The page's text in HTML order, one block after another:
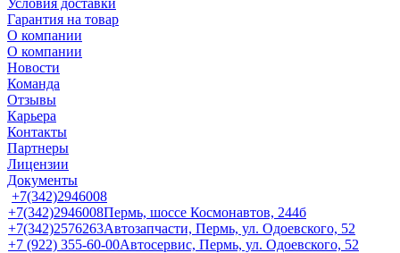
Условия доставки
Гарантия на товар
О компании
О компании
Новости
Команда
Отзывы
Карьера
Контакты
Партнеры
Лицензии
Документы
+7(342)2946008
+7(342)2946008Пермь, шоссе Космонавтов, 244б
+7(342)2576263Автозапчасти, Пермь, ул. Одоевского, 52
+7 (922) 355-60-00Автосервис, Пермь, ул. Одоевского, 52